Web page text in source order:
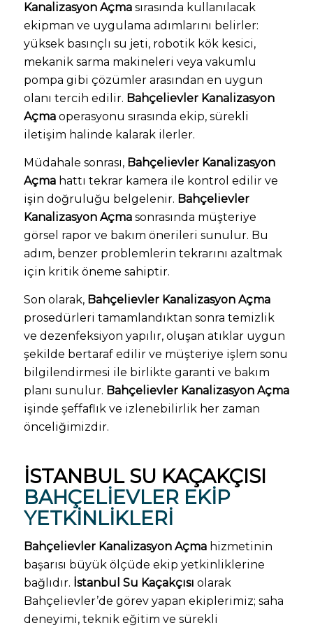
Kanalizasyon Açmasırasında kullanılacak
ekipman ve uygulama adımlarını belirler:
yüksek basınçlı su jeti, robotik kök kesici,
mekanik sarma makineleri veya vakumlu
pompa gibi çözümler arasından en uygun
olanı tercih edilir. Bahçelievler Kanalizasyon
Açmaoperasyonu sırasında ekip, sürekli
iletişim halinde kalarak ilerler.
Müdahale sonrası, Bahçelievler Kanalizasyon
Açmahattı tekrar kamera ile kontrol edilir ve
işin doğruluğu belgelenir. Bahçelievler
Kanalizasyon Açmasonrasında müşteriye
görsel rapor ve bakım önerileri sunulur. Bu
adım, benzer problemlerin tekrarını azaltmak
için kritik öneme sahiptir.
Son olarak, Bahçelievler Kanalizasyon Açma
prosedürleri tamamlandıktan sonra temizlik
ve dezenfeksiyon yapılır, oluşan atıklar uygun
şekilde bertaraf edilir ve müşteriye işlem sonu
bilgilendirmesi ile birlikte garanti ve bakım
planı sunulur. Bahçelievler Kanalizasyon Açma
işinde şeffaflık ve izlenebilirlik her zaman
önceliğimizdir.
İSTANBUL SU KAÇAKÇISI
BAHÇELIEVLER EKIP
YETKINLIKLERI
Bahçelievler Kanalizasyon Açmahizmetinin
başarısı büyük ölçüde ekip yetkinliklerine
bağlıdır. İstanbul Su Kaçakçısı olarak
Bahçelievler’de görev yapan ekiplerimiz; saha
deneyimi, teknik eğitim ve sürekli